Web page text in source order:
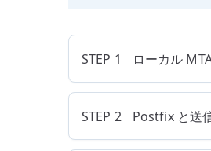
STEP 1 ローカル
STEP 2 Postfix と送